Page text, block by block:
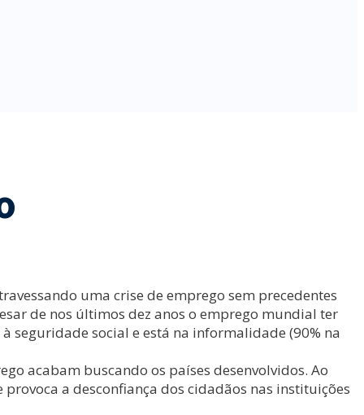
uma crise de emprego sem precedentes
de nos últimos dez anos o emprego mundial ter
seguridade social e está na informalidade (90% na
acabam buscando os países desenvolvidos. Ao
a desconfiança dos cidadãos nas instituições